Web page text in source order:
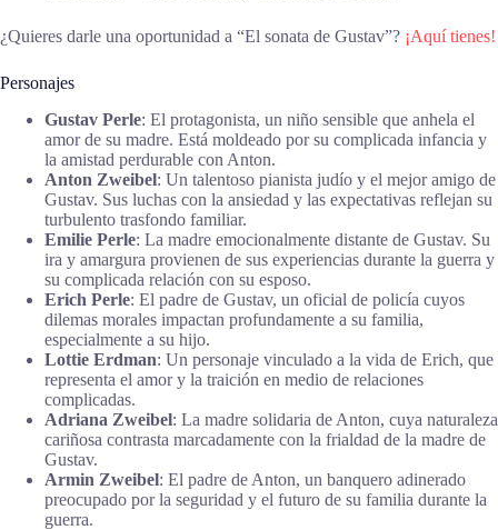
¿Quieres darle una oportunidad a “El sonata de Gustav”? ¡Aquí tienes!
Personajes
Gustav Perle: El protagonista, un niño sensible que anhela el
amor de su madre. Está moldeado por su complicada infancia y
la amistad perdurable con Anton.
Anton Zweibel: Un talentoso pianista judío y el mejor amigo de
Gustav. Sus luchas con la ansiedad y las expectativas reflejan su
turbulento trasfondo familiar.
Emilie Perle: La madre emocionalmente distante de Gustav. Su
ira y amargura provienen de sus experiencias durante la guerra y
su complicada relación con su esposo.
Erich Perle: El padre de Gustav, un oficial de policía cuyos
dilemas morales impactan profundamente a su familia,
especialmente a su hijo.
Lottie Erdman: Un personaje vinculado a la vida de Erich, que
representa el amor y la traición en medio de relaciones
complicadas.
Adriana Zweibel: La madre solidaria de Anton, cuya naturaleza
cariñosa contrasta marcadamente con la frialdad de la madre de
Gustav.
Armin Zweibel: El padre de Anton, un banquero adinerado
preocupado por la seguridad y el futuro de su familia durante la
guerra.